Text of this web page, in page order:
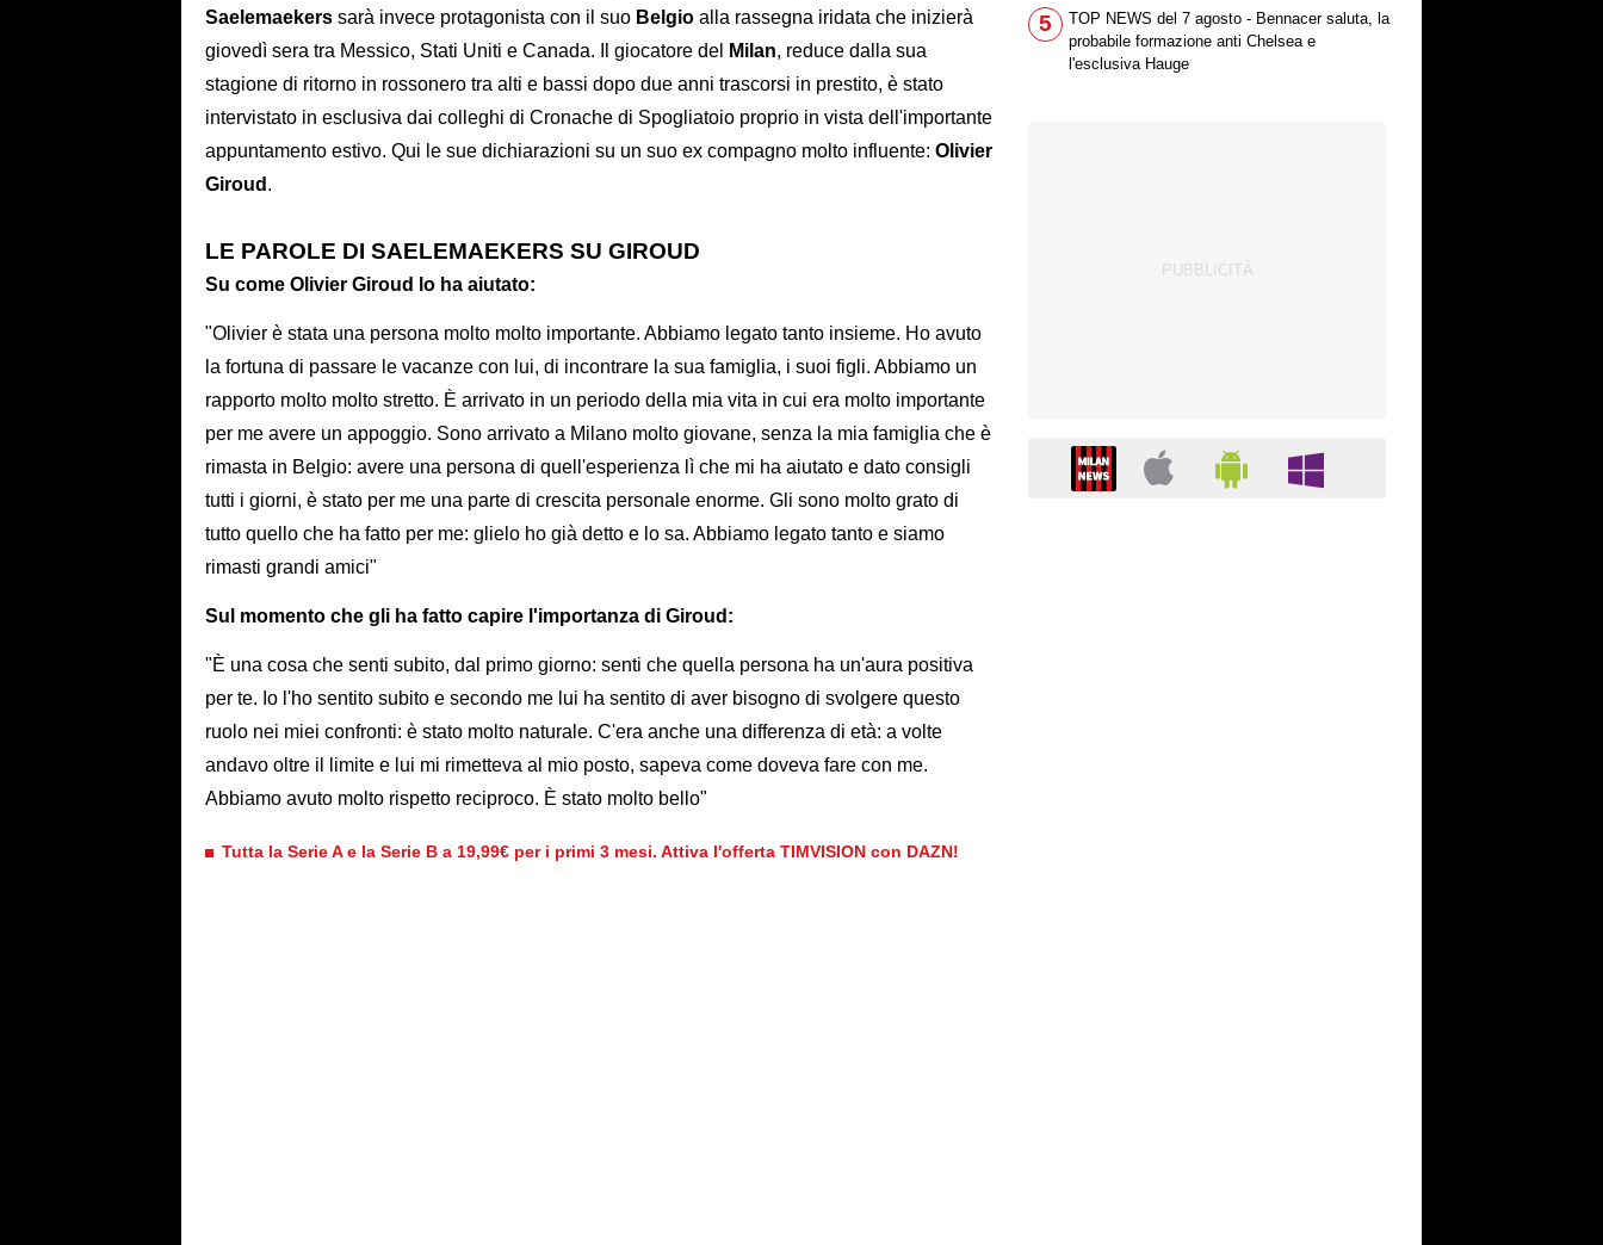
Saelemaekers sarà invece protagonista con il suo Belgio alla rassegna iridata che inizierà
giovedì sera tra Messico, Stati Uniti e Canada. Il giocatore del
Milan, reduce dalla sua
stagione di ritorno in rossonero tra alti e bassi dopo due anni trascorsi in prestito, è stato
intervistato in esclusiva dai colleghi di Cronache di Spogliatoio proprio in vista dell'importante
appuntamento estivo. Qui le sue dichiarazioni su un suo ex compagno molto influente: Olivier
Giroud .
LE PAROLE DI SAELEMAEKERS SU GIROUD
Su come Olivier Giroud lo ha aiutato:
"Olivier è stata una persona molto molto importante. Abbiamo legato tanto insieme. Ho avuto
la fortuna di passare le vacanze con lui, di incontrare la sua famiglia, i suoi figli. Abbiamo un
rapporto molto molto stretto. È arrivato in un periodo della mia vita in cui era molto importante
per me avere un appoggio. Sono arrivato a Milano molto giovane, senza la mia famiglia che è
rimasta in Belgio: avere una persona di quell'esperienza lì che mi ha aiutato e dato consigli
tutti i giorni, è stato per me una parte di crescita personale enorme. Gli sono molto grato di
tutto quello che ha fatto per me: glielo ho già detto e lo sa. Abbiamo legato tanto e siamo
rimasti grandi amici"
Sul momento che gli ha fatto capire l'importanza di Giroud:
"È una cosa che senti subito, dal primo giorno: senti che quella persona ha un'aura positiva
per te. Io l'ho sentito subito e secondo me lui ha sentito di aver bisogno di svolgere questo
ruolo nei miei confronti: è stato molto naturale. C'era anche una differenza di età: a volte
andavo oltre il limite e lui mi rimetteva al mio posto, sapeva come doveva fare con me.
Abbiamo avuto molto rispetto reciproco. È stato molto bello"
Tutta la Serie A e la Serie B a 19,99€ per i primi 3 mesi. Attiva l'offerta TIMVISION con DAZN!
5
TOP NEWS del 7 agosto - Bennacer saluta, la
probabile formazione anti Chelsea e
l'esclusiva Hauge